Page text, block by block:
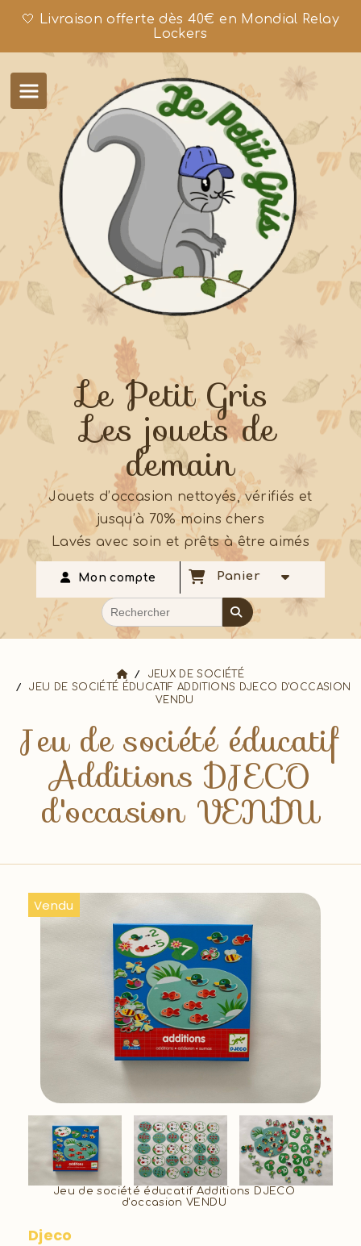
🤍 Livraison offerte dès 40€ en Mondial Relay
Lockers
Le Petit Gris
Les jouets de
demain
Jouets d’occasion nettoyés, vérifiés et
jusqu’à 70% moins chers
Lavés avec soin et prêts à être aimés
Mon compte Panier
JEUX DE SOCIÉTÉ
JEU DE SOCIÉTÉ ÉDUCATIF ADDITIONS DJECO D'OCCASION
VENDU
Jeu de société éducatif
Additions DJECO
d'occasion VENDU
Vendu
Jeu de société éducatif Additions DJECO
d'occasion VENDU
Djeco